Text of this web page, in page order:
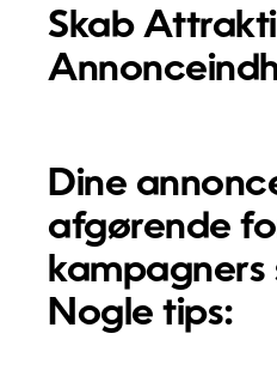
Skab
Dine
afgørende
kampagners
Nogle tips: